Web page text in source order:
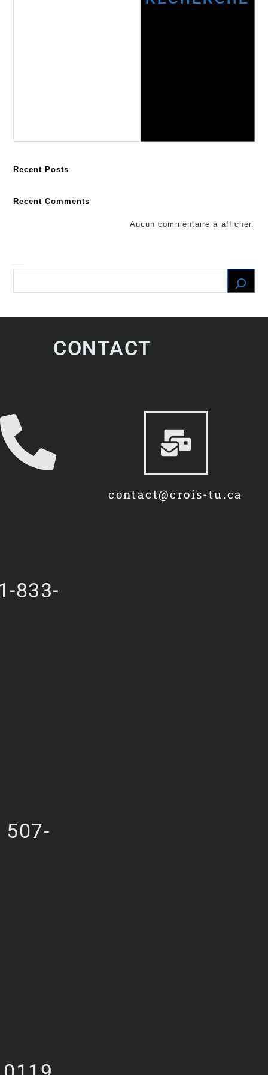
Recent Posts
Recent Comments
Aucun commentaire à afficher.
CONTACT
833-
507-
contact@crois-tu.ca